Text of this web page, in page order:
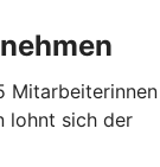
Mitarbeiterinnen
lohnt sich der